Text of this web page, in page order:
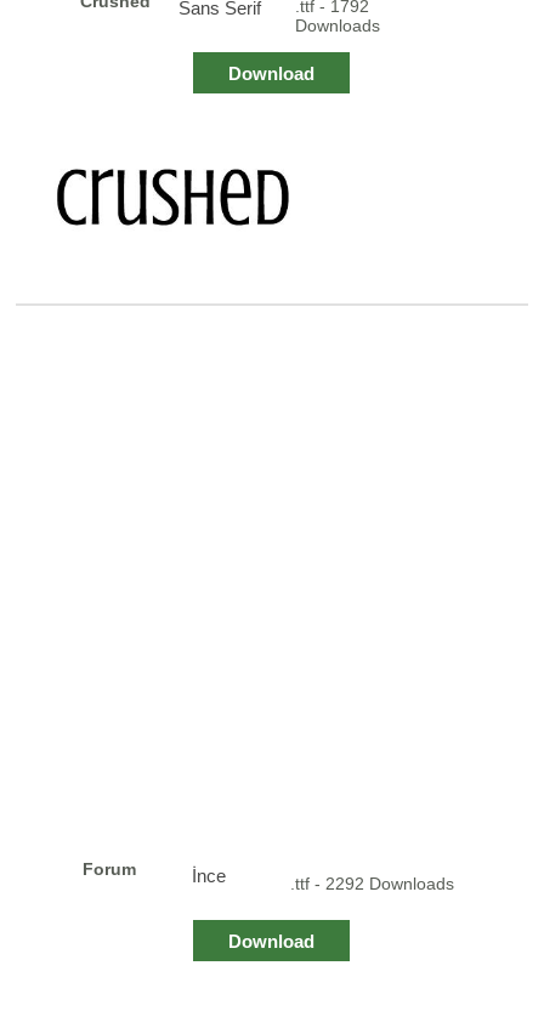
Sans Serif
.ttf - 1792
Downloads
Download
Forum İnce .ttf - 2292 Downloads
Download